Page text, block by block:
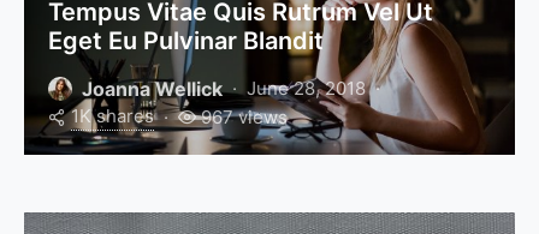
Tempus Vitae Quis Rutrum Vel Ut
Eget Eu Pulvinar Blandit
Joanna Wellick
June 28, 2018
1K shares
967 views